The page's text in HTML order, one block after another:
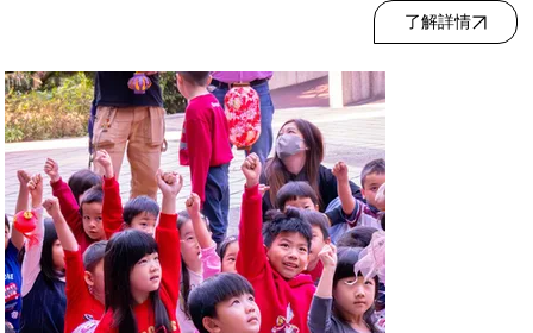
了解詳情